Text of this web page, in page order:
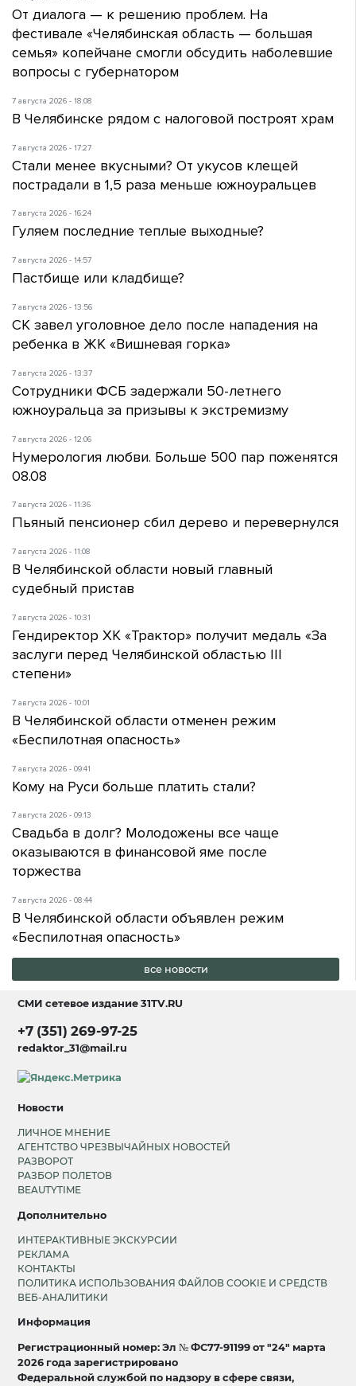
От диалога — к решению проблем. На
фестивале «Челябинская область — большая
семья» копейчане смогли обсудить наболевшие
вопросы с губернатором
7 августа 2026 - 18:08
В Челябинске рядом с налоговой построят храм
7 августа 2026 - 17:27
Стали менее вкусными? От укусов клещей
пострадали в 1,5 раза меньше южноуральцев
7 августа 2026 - 16:24
Гуляем последние теплые выходные?
7 августа 2026 - 14:57
Пастбище или кладбище?
7 августа 2026 - 13:56
СК завел уголовное дело после нападения на
ребенка в ЖК «Вишневая горка»
7 августа 2026 - 13:37
Сотрудники ФСБ задержали 50-летнего
южноуральца за призывы к экстремизму
7 августа 2026 - 12:06
Нумерология любви. Больше 500 пар поженятся
08.08
7 августа 2026 - 11:36
Пьяный пенсионер сбил дерево и перевернулся
7 августа 2026 - 11:08
В Челябинской области новый главный
судебный пристав
7 августа 2026 - 10:31
Гендиректор ХК «Трактор» получит медаль «За
заслуги перед Челябинской областью III
степени»
7 августа 2026 - 10:01
В Челябинской области отменен режим
«Беспилотная опасность»
7 августа 2026 - 09:41
Кому на Руси больше платить стали?
7 августа 2026 - 09:13
Свадьба в долг? Молодожены все чаще
оказываются в финансовой яме после
торжества
7 августа 2026 - 08:44
В Челябинской области объявлен режим
«Беспилотная опасность»
все новости
СМИ сетевое издание31TV.RU
+7 (351) 269-97-25
redaktor_31@mail.ru
Новости
ЛИЧНОЕ МНЕНИЕ
АГЕНТСТВО ЧРЕЗВЫЧАЙНЫХ НОВОСТЕЙ
РАЗВОРОТ
РАЗБОР ПОЛЕТОВ
BEAUTYTIME
Дополнительно
ИНТЕРАКТИВНЫЕ ЭКСКУРСИИ
РЕКЛАМА
КОНТАКТЫ
ПОЛИТИКА ИСПОЛЬЗОВАНИЯ ФАЙЛОВ COOKIE И СРЕДСТВ
ВЕБ-АНАЛИТИКИ
Информация
Регистрационный номер: Эл № ФС77-91199 от "24" марта
2026 года зарегистрировано
Федеральной службой по надзору в сфере связи,